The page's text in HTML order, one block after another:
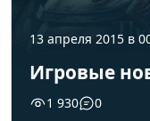
13 апреля 2015 в
Игровые
1 930 0